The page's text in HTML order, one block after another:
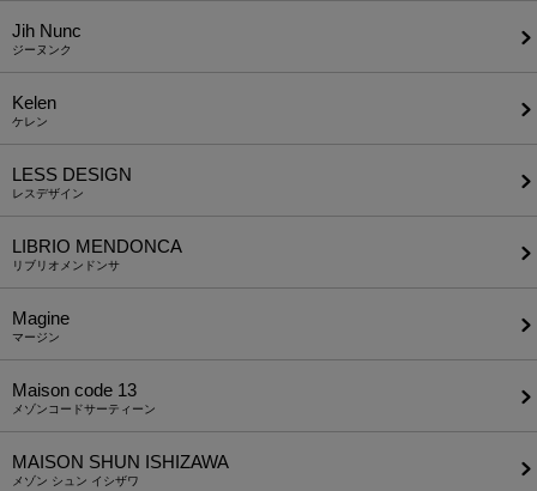
Jih Nunc
ジーヌンク
Kelen
ケレン
LESS DESIGN
レスデザイン
LIBRIO MENDONCA
リブリオメンドンサ
Magine
マージン
Maison code 13
メゾンコードサーティーン
MAISON SHUN ISHIZAWA
メゾン シュン イシザワ